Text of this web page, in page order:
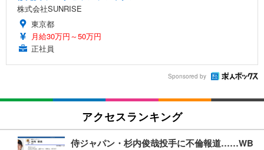
株式会社SUNRISE
東京都
月給30万円～50万円
正社員
Sponsored by
アクセスランキング
侍ジャパン・杉内俊哉投手に不倫報道……WB